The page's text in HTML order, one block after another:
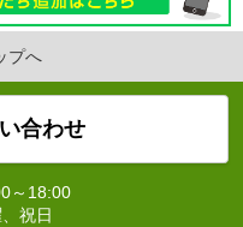
プへ
合わせ
～18:00
祝日